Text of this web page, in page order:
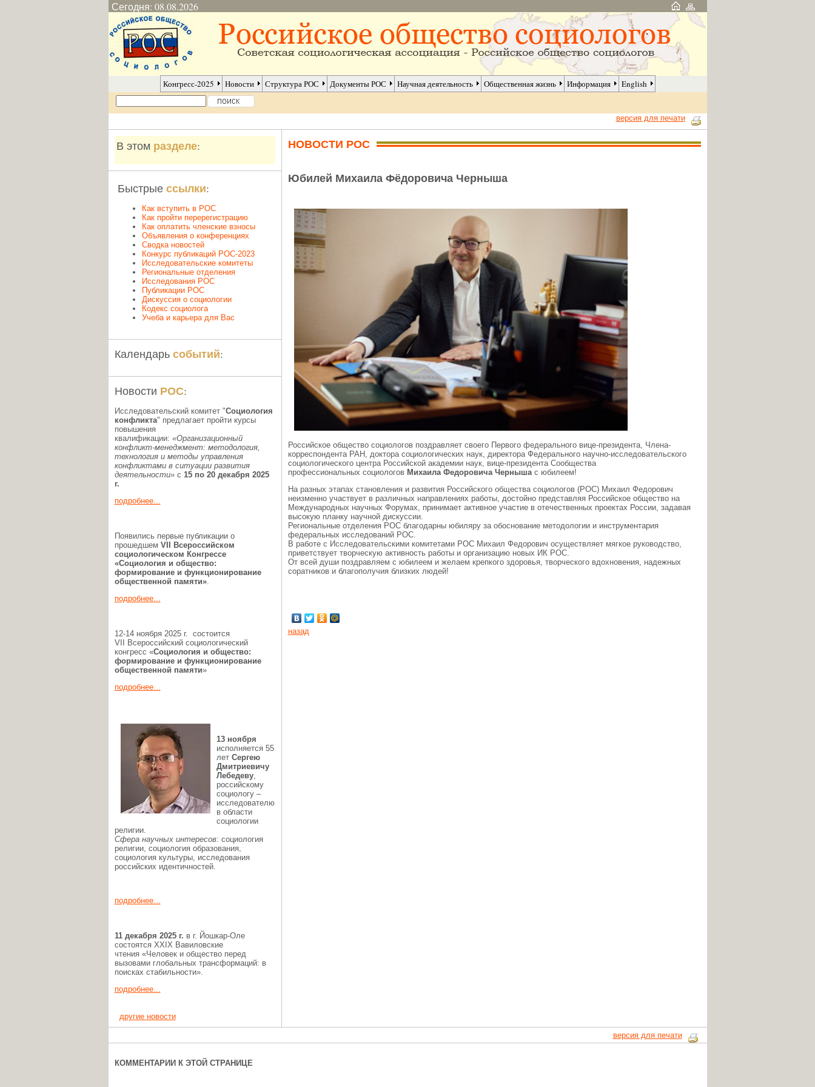
Сегодня: 08.08.2026
Конгресс-2025 Новости Структура РОС Документы РОС Научная деятельность Общественная жизнь Информация English
версия для печати
В этом разделе:
Быстрые ссылки:
Как вступить в РОС
Как пройти перерегистрацию
Как оплатить членские взносы
Объявления о конференциях
Сводка новостей
Конкурс публикаций РОС-2023
Исследовательские комитеты
Региональные отделения
Исследования РОС
Публикации РОС
Дискуссия о социологии
Кодекс социолога
Учеба и карьера для Вас
Календарь событий:
Новости РОС:
Исследовательский комитет "Социология
конфликта" предлагает пройти курсы
повышения
квалификации: «Организационный
конфликт-менеджмент: методология,
технология и методы управления
конфликтами в ситуации развития
деятельности» с 15 по 20 декабря 2025
г.
подробнее...
Появились первые публикации о
прошедшем VII Всероссийском
социологическом Конгрессе
«Социология и общество:
формирование и функционирование
общественной памяти».
подробнее...
12-14 ноября 2025 г. состоится
VII Всероссийский социологический
конгресс «Социология и общество:
формирование и функционирование
общественной памяти»
подробнее...
13 ноября
исполняется 55
лет Сергею
Дмитриевичу
Лебедеву,
российскому
социологу –
исследователю
в области
социологии
религии.
Сфера научных интересов: социология
религии, социология образования,
социология культуры, исследования
российских идентичностей.
подробнее...
11 декабря 2025 г. в г. Йошкар-Оле
состоятся XXIX Вавиловские
чтения «Человек и общество перед
вызовами глобальных трансформаций: в
поисках стабильности».
подробнее...
другие новости
НОВОСТИ РОС
Юбилей Михаила Фёдоровича Черныша
Российское общество социологов поздравляет своего Первого федерального вице-президента, Члена-
корреспондента РАН, доктора социологических наук, директора Федерального научно-исследовательского
социологического центра Российской академии наук, вице-президента Сообщества
профессиональных социологов Михаила Федоровича Черныша с юбилеем!
На разных этапах становления и развития Российского общества социологов (РОС) Михаил Федорович
неизменно участвует в различных направлениях работы, достойно представляя Российское общество на
Международных научных Форумах, принимает активное участие в отечественных проектах России, задавая
высокую планку научной дискуссии.
Региональные отделения РОС благодарны юбиляру за обоснование методологии и инструментария
федеральных исследований РОС.
В работе с Исследовательскими комитетами РОС Михаил Федорович осуществляет мягкое руководство,
приветствует творческую активность работы и организацию новых ИК РОС.
От всей души поздравляем с юбилеем и желаем крепкого здоровья, творческого вдохновения, надежных
соратников и благополучия близких людей!
назад
версия для печати
КОММЕНТАРИИ К ЭТОЙ СТРАНИЦЕ